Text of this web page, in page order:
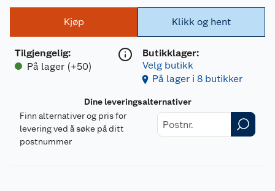
Kjøp
Tilgjengelig:
På lager (+50)
Klikk og hent
Butikklager:
Velg butikk
På lager i 8 butikker
Dine leveringsalternativer
Finn alternativer og pris for
levering ved å søke på ditt
postnummer